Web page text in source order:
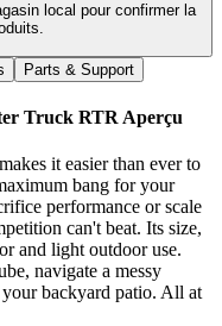
local pour confirmer la
Parts & Support
Truck RTR Aperçu
it easier than ever to
bang for your
performance or scale
can't beat. Its size,
and light outdoor use.
navigate a messy
backyard patio. All at